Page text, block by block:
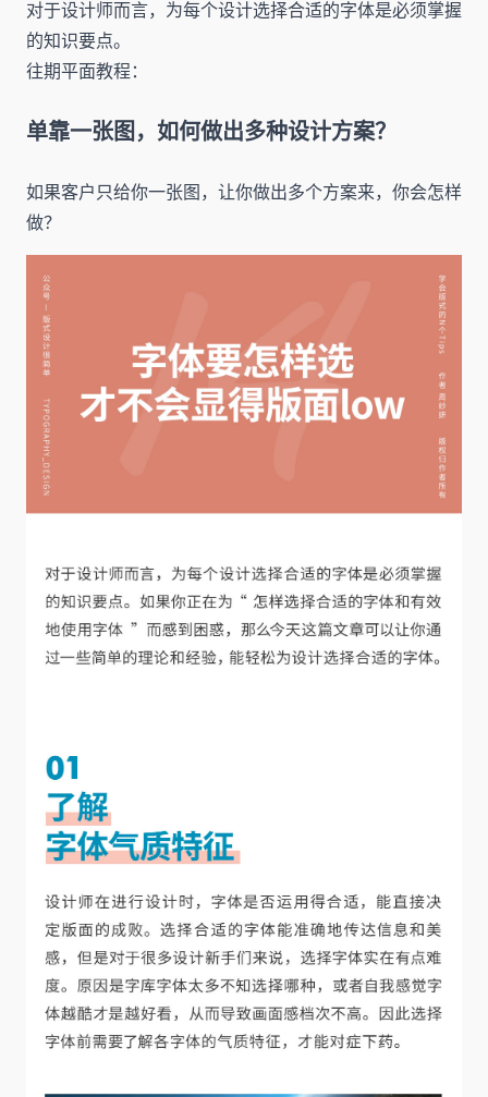
对于设计师而言，为每个设计选择合适的字体是必须掌握
的知识要点。
往期平面教程：
单靠一张图，如何做出多种设计方案？
如果客户只给你一张图，让你做出多个方案来，你会怎样
做？